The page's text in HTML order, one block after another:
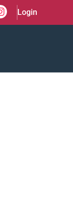
Login